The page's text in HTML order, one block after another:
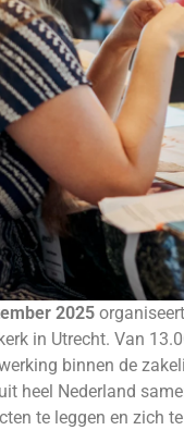
2025
in Utrecht. Van
binnen de
heel Nederland
te leggen en zich